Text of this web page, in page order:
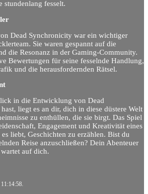
stundenlang fesselt.
Dead Synchronicity war ein wichtiger
Sie waren gespannt auf die
die Resonanz in der Gaming-Community.
Bewertungen für seine fesselnde Handlung,
und die herausfordernden Rätsel.
in die Entwicklung von Dead
liegt es an dir, dich in diese düstere Welt
zu enthüllen, die sie birgt. Das Spiel
Engagement und Kreativität eines
es liebt, Geschichten zu erzählen. Bist du
Reise anzuschließen? Dein Abenteuer
auf dich.